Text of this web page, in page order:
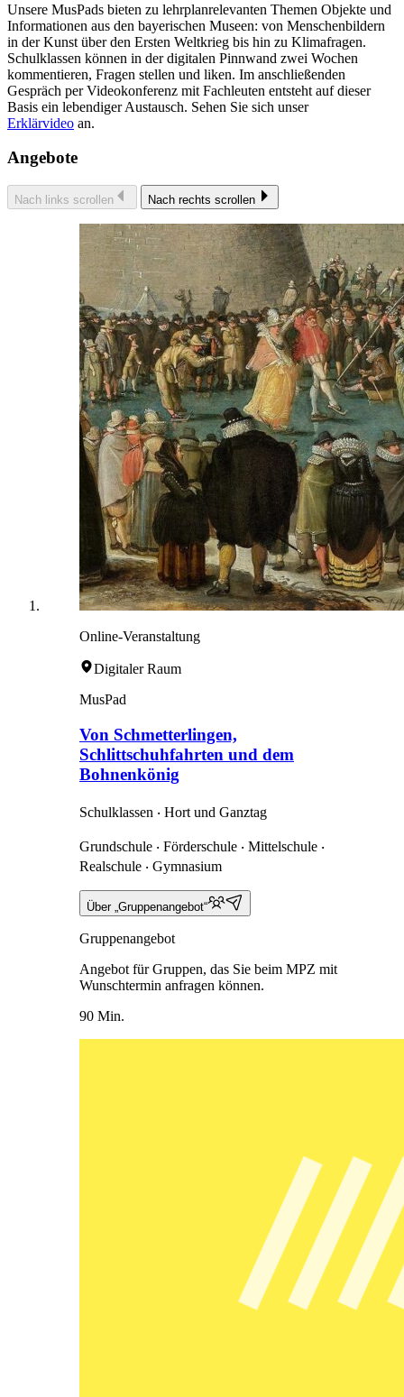
Unsere MusPads bieten zu lehrplanrelevanten Themen Objekte und
Informationen aus den bayerischen Museen: von Menschenbildern
in der Kunst über den Ersten Weltkrieg bis hin zu Klimafragen.
Schulklassen können in der digitalen Pinnwand zwei Wochen
kommentieren, Fragen stellen und liken. Im anschließenden
Gespräch per Videokonferenz mit Fachleuten entsteht auf dieser
Basis ein lebendiger Austausch. Sehen Sie sich unser
Erklärvideo an.
Angebote
Nach links scrollen Nach rechts scrollen
Online-Veranstaltung
Digitaler Raum
MusPad
Von Schmetterlingen,
Schlittschuhfahrten und dem
Bohnenkönig
Schulklassen ‧ Hort und Ganztag
Grundschule ‧ Förderschule ‧ Mittelschule ‧
Realschule ‧ Gymnasium
Über „Gruppenangebot“
Gruppenangebot
Angebot für Gruppen, das Sie beim MPZ mit
Wunschtermin anfragen können.
90 Min.